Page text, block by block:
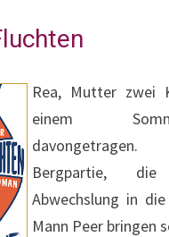
Rea, Mutter zwei
einem
Bergpartie, die
Abwechslung in
Mann Peer bringen